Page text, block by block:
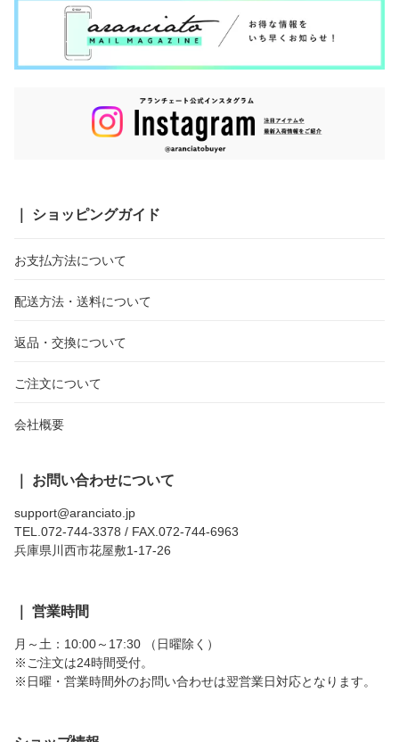
｜ ショッピングガイド
お支払方法について
配送方法・送料について
返品・交換について
ご注文について
会社概要
｜ お問い合わせについて
support@aranciato.jp
TEL.072-744-3378 / FAX.072-744-6963
兵庫県川西市花屋敷1-17-26
｜ 営業時間
月～土：10:00～17:30 （日曜除く）
※ご注文は24時間受付。
※日曜・営業時間外のお問い合わせは翌営業日対応となります。